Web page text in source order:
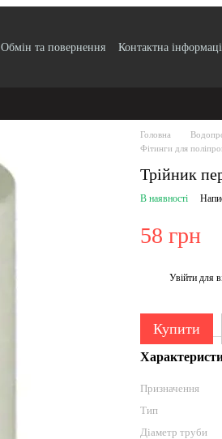
Обмін та повернення
Контактна
Головна
Фітинги для
Трійник
В наявності
58 грн
Увійти для
Купити
Призначення
Тип
Діаметр труби